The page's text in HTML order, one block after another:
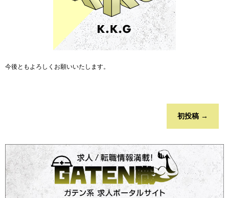
今後ともよろしくお願いいたします。
初投稿 →